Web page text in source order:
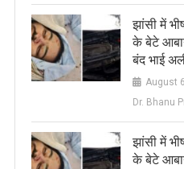
झांसी में
के बेटे
बंद भाई
August
Dr. Bhanu
झांसी में
के बेटे